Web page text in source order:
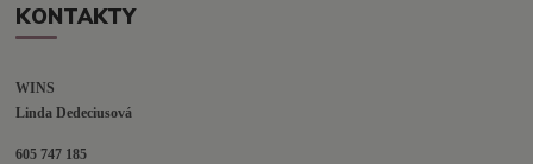
KONTAKTY
WINS
Linda Dedeciusová
605 747 185